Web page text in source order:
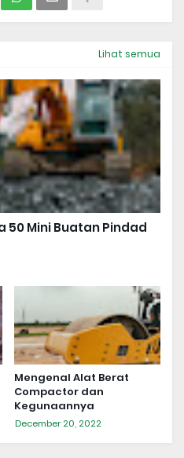
Lihat semua
50 Mini Buatan Pindad
Mengenal Alat Berat
Compactor dan
Kegunaannya
December 20, 2022